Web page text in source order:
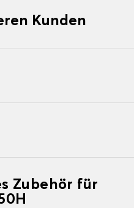
Kunden
Zubehör für